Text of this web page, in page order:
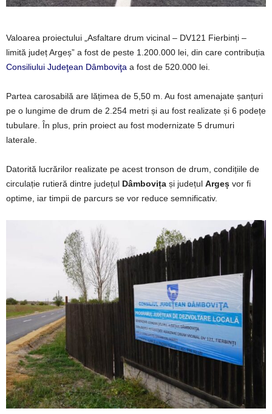
Valoarea proiectului „Asfaltare drum vicinal – DV121 Fierbinți –
limită județ Argeș” a fost de peste 1.200.000 lei, din care contribuția
Consiliului Judeţean Dâmboviţa a fost de 520.000 lei.
Partea carosabilă are lățimea de 5,50 m. Au fost amenajate șanțuri
pe o lungime de drum de 2.254 metri și au fost realizate și 6 podețe
tubulare. În plus, prin proiect au fost modernizate 5 drumuri
laterale.
Datorită lucrărilor realizate pe acest tronson de drum, condițiile de
circulație rutieră dintre județul Dâmbovița și județul Argeș vor fi
optime, iar timpii de parcurs se vor reduce semnificativ.